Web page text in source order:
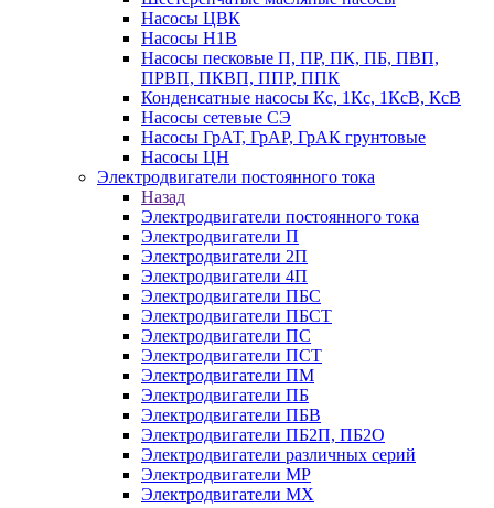
Насосы ЦВК
Насосы Н1В
Насосы песковые П, ПР, ПК, ПБ, ПВП,
ПРВП, ПКВП, ППР, ППК
Конденсатные насосы Кс, 1Кс, 1КсВ, КсВ
Насосы сетевые СЭ
Насосы ГрАТ, ГрАР, ГрАК грунтовые
Насосы ЦН
Электродвигатели постоянного тока
Назад
Электродвигатели постоянного тока
Электродвигатели П
Электродвигатели 2П
Электродвигатели 4П
Электродвигатели ПБС
Электродвигатели ПБСТ
Электродвигатели ПС
Электродвигатели ПСТ
Электродвигатели ПМ
Электродвигатели ПБ
Электродвигатели ПБВ
Электродвигатели ПБ2П, ПБ2О
Электродвигатели различных серий
Электродвигатели МР
Электродвигатели MX